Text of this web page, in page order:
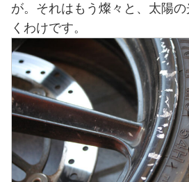
が。それはもう燦々と、太陽
くわけです。